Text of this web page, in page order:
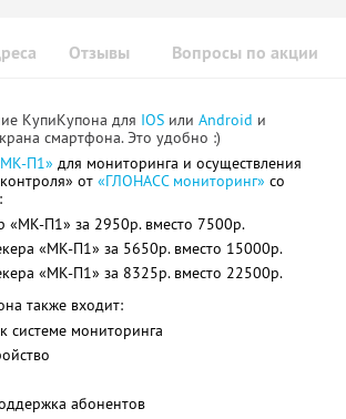
Отзывы Вопросы по акции
КупиКупона для IOS или Android и
смартфона. Это удобно :)
П1» для мониторинга и осуществления
от «ГЛОНАСС мониторинг» со
«МК-П1» за 2950р. вместо 7500р.
«МК-П1» за 5650р. вместо 15000р.
«МК-П1» за 8325р. вместо 22500р.
также входит:
системе мониторинга
абонентов